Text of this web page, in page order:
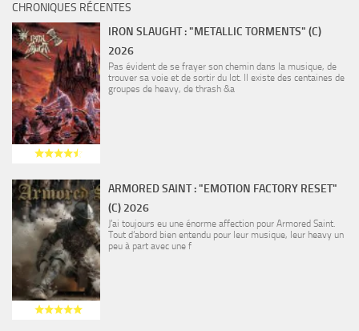
CHRONIQUES RÉCENTES
IRON SLAUGHT : "METALLIC TORMENTS" (C)
2026
Pas évident de se frayer son chemin dans la musique, de
trouver sa voie et de sortir du lot. Il existe des centaines de
groupes de heavy, de thrash &a
ARMORED SAINT : "EMOTION FACTORY RESET"
(C) 2026
J’ai toujours eu une énorme affection pour Armored Saint.
Tout d’abord bien entendu pour leur musique, leur heavy un
peu à part avec une f